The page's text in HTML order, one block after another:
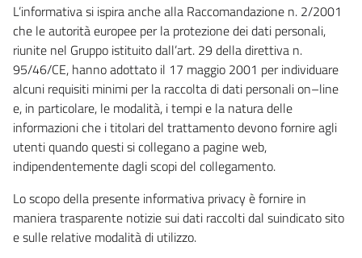
L’informativa si ispira anche alla Raccomandazione n. 2/2001
che le autorità europee per la protezione dei dati personali,
riunite nel Gruppo istituito dall’art. 29 della direttiva n.
95/46/CE, hanno adottato il 17 maggio 2001 per individuare
alcuni requisiti minimi per la raccolta di dati personali on–line
e, in particolare, le modalità, i tempi e la natura delle
informazioni che i titolari del trattamento devono fornire agli
utenti quando questi si collegano a pagine web,
indipendentemente dagli scopi del collegamento.
Lo scopo della presente informativa privacy è fornire in
maniera trasparente notizie sui dati raccolti dal suindicato sito
e sulle relative modalità di utilizzo.